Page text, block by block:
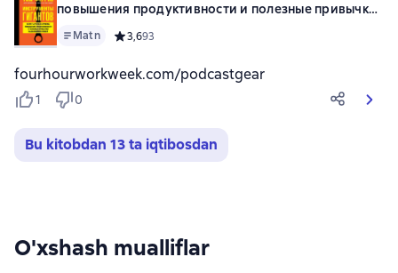
повышения продуктивности и полезные привычки
Matn Средний рейтинг 3,6 на основе 93 оценок
3,693
fourhourworkweek.com/podcastgear
1 0
Bu kitobdan 13 ta iqtibosdan
O'xshash mualliflar